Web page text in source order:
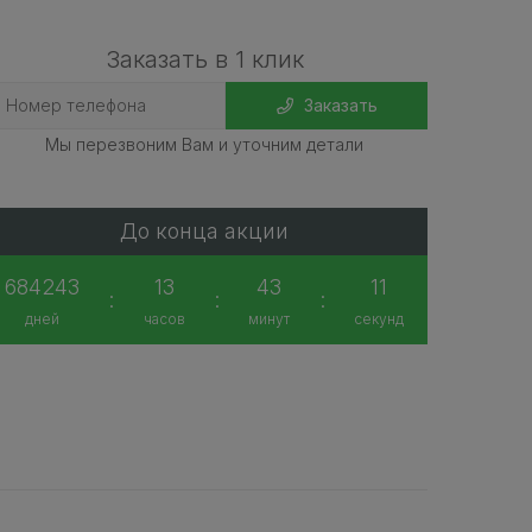
Заказать в 1 клик
Заказать
Мы перезвоним Вам и уточним детали
До конца акции
684243
дней
:
13
часов
:
43
минут
:
11
секунд